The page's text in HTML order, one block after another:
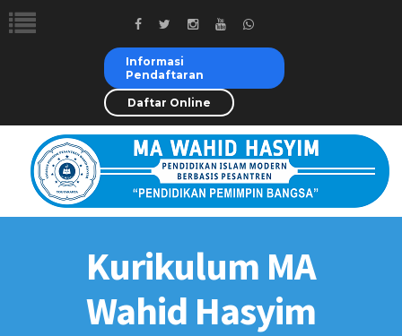
Informasi
Pendaftaran
Daftar Online
Kurikulum MA
Wahid Hasyim